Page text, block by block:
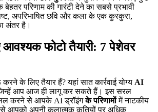
बेहतर परिणाम की गारंटी देने का सबसे प्रभावी
अपरिभाषित छवि और कला के एक कुरकुरा,
अंतर है।
फोटो तैयारी: 7 पेशेवर
के लिए तैयार हैं? यहां सात कार्रवाई योग्य AI
आप आज ही लागू कर सकते हैं। इस सरल
करने से आपके AI ड्रॉइंगके परिणामोंमें नाटकीय
आपको अपनी कलात्मक कृतियों पर अधिक